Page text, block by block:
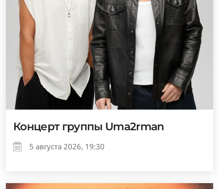
Концерт группы Uma2rman
5 августа 2026, 19:30